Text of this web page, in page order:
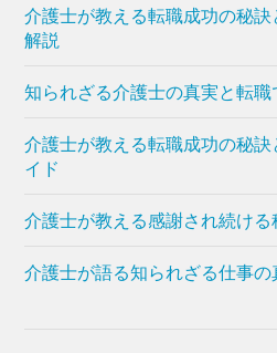
介護士が教える転職成功の秘
解説
知られざる介護士の真実と転
介護士が教える転職成功の秘
イド
介護士が教える感謝され続け
介護士が語る知られざる仕事